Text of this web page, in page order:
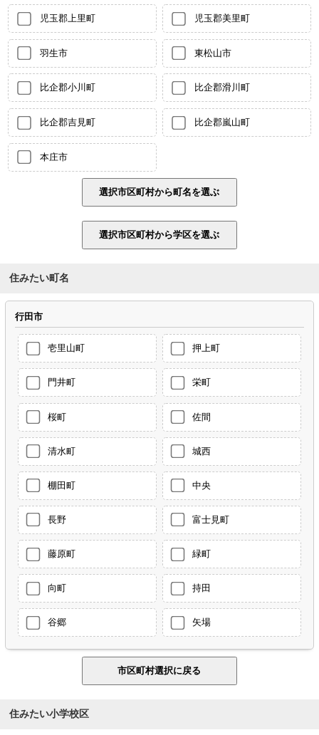
児玉郡上里町 児玉郡美里町
羽生市 東松山市
比企郡小川町 比企郡滑川町
比企郡吉見町 比企郡嵐山町
本庄市
住みたい町名
行田市
壱里山町 押上町
門井町 栄町
桜町 佐間
清水町 城西
棚田町 中央
長野 富士見町
藤原町 緑町
向町 持田
谷郷 矢場
住みたい小学校区